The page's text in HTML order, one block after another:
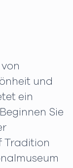
und
ein
Sie
Tradition